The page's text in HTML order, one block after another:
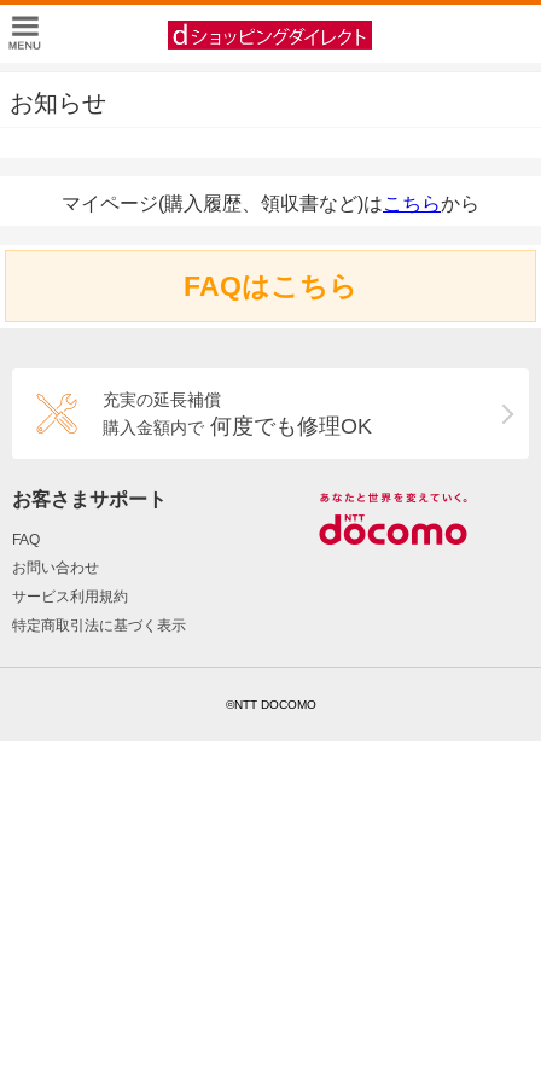
お知らせ
マイページ(購入履歴、領収書など)はこちらから
FAQはこちら
充実の延長補償
購入金額内で 何度でも修理OK
お客さまサポート
FAQ
お問い合わせ
サービス利用規約
特定商取引法に基づく表示
©NTT DOCOMO